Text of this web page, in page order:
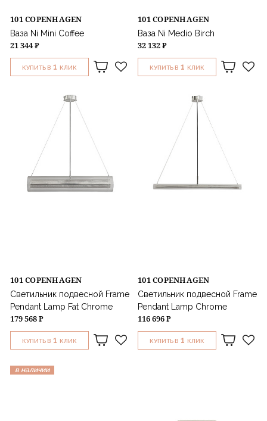
101 COPENHAGEN
Ваза Ni Mini Coffee
21 344 ₽
КУПИТЬ В 1 КЛИК
101 COPENHAGEN
Ваза Ni Medio Birch
32 132 ₽
КУПИТЬ В 1 КЛИК
101 COPENHAGEN
Светильник подвесной Frame
Pendant Lamp Fat Chrome
179 568 ₽
КУПИТЬ В 1 КЛИК
101 COPENHAGEN
Светильник подвесной Frame
Pendant Lamp Chrome
116 696 ₽
КУПИТЬ В 1 КЛИК
в наличии